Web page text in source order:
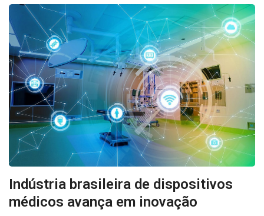
Indústria brasileira de dispositivos
médicos avança em inovação